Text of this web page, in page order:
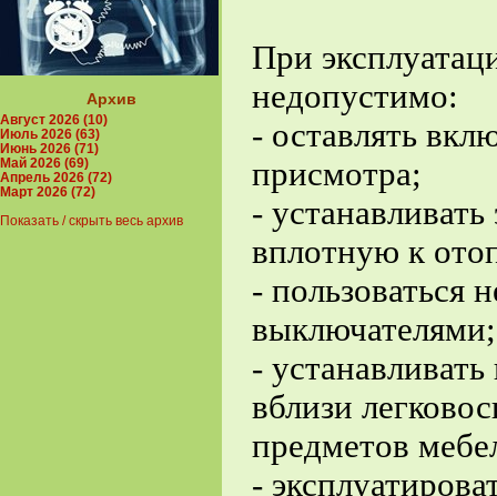
При
недопустимо:
- оставлять
присмотра;
-
вплотную к
- пользоваться
выключателями;
-
вблизи
предметов
-
Архив
Август 2026 (10)
Июль 2026 (63)
Июнь 2026 (71)
Май 2026 (69)
Апрель 2026 (72)
Март 2026 (72)
Показать / скрыть весь архив